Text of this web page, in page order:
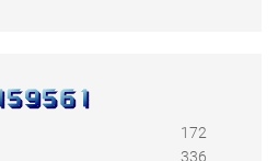
172
336